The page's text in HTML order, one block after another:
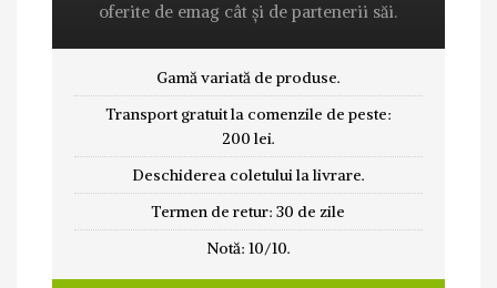
oferite de emag cât și de partenerii săi.
Gamă variată de produse.
Transport gratuit la comenzile de peste:
200 lei.
Deschiderea coletului la livrare.
Termen de retur: 30 de zile
Notă: 10/10.